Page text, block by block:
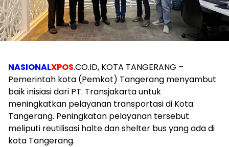
NASIONALXPOS.CO.ID, KOTA TANGERANG –
Pemerintah kota (Pemkot) Tangerang menyambut
baik inisiasi dari PT. Transjakarta untuk
meningkatkan pelayanan transportasi di Kota
Tangerang. Peningkatan pelayanan tersebut
meliputi reutilisasi halte dan shelter bus yang ada di
kota Tangerang.